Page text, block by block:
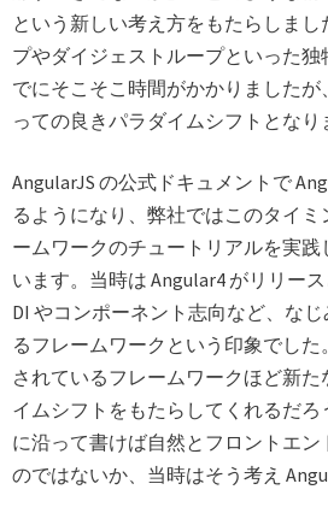
という新しい考え方をもたらしまし
プやダイジェストループといった独
でにそこそこ時間がかかりましたが
っての良きパラダイムシフトとなり
AngularJS の公式ドキュメントで
るようになり、弊社ではこのタイ
ームワークのチュートリアルを実
います。当時は Angular4 がリリー
DI やコンポーネント志向など、な
るフレームワークという印象でし
されているフレームワークほど新
イムシフトをもたらしてくれるだろ
に沿って書けば自然とフロントエ
のではないか、当時はそう考え